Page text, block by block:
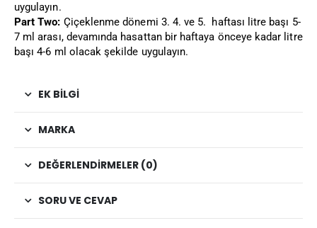
uygulayın.
Part Two: Çiçeklenme dönemi 3. 4. ve 5. haftası litre başı 5-
7 ml arası, devamında hasattan bir haftaya önceye kadar litre
başı 4-6 ml olacak şekilde uygulayın.
EK BILGI
MARKA
DEĞERLENDIRMELER (0)
SORU VE CEVAP